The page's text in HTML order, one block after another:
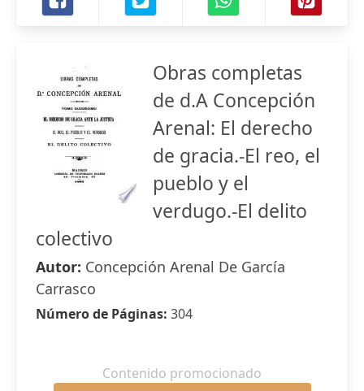
Obras completas
de d.A Concepción
Arenal: El derecho
de gracia.-El reo, el
pueblo y el
verdugo.-El delito
colectivo
Autor: Concepción Arenal De García
Carrasco
Número de Páginas: 304
Contenido promocionado